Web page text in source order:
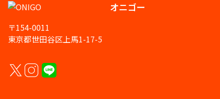
オニゴー
〒154-0011
東京都世田谷区上馬1-17-5